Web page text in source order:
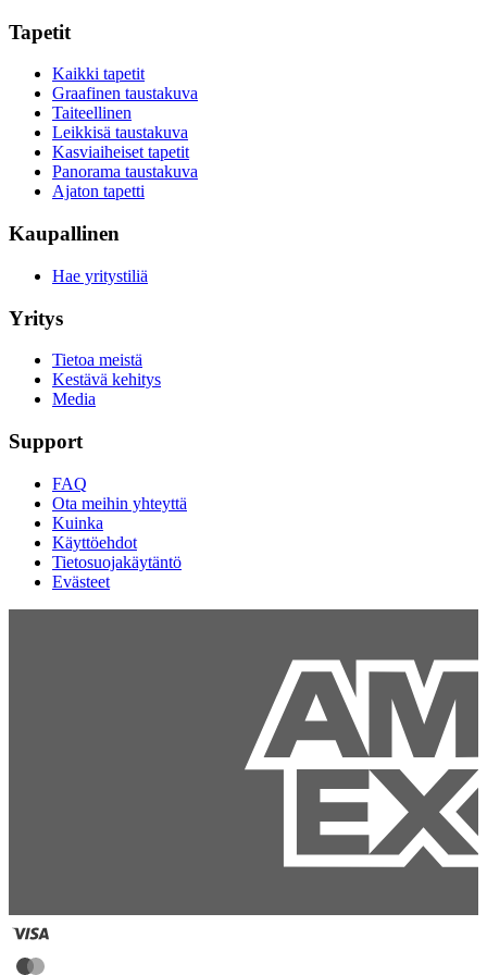
Tapetit
Kaikki tapetit
Graafinen taustakuva
Taiteellinen
Leikkisä taustakuva
Kasviaiheiset tapetit
Panorama taustakuva
Ajaton tapetti
Kaupallinen
Hae yritystiliä
Yritys
Tietoa meistä
Kestävä kehitys
Media
Support
FAQ
Ota meihin yhteyttä
Kuinka
Käyttöehdot
Tietosuojakäytäntö
Evästeet